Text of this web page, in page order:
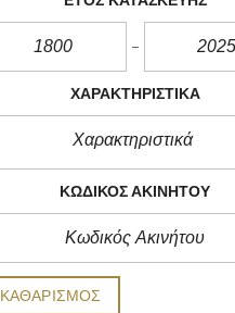
ΧΑΡΑΚΤΗΡΙΣΤΙΚΆ
Χαρακτηριστικά
ΚΩΔΙΚΌΣ ΑΚΙΝΉΤΟΥ
ΚΑΘΑΡΙΣΜΌΣ